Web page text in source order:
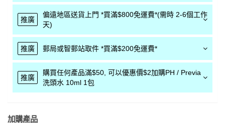
推廣
偏遠地區送貨上門 *買滿$800免運費*(需時 2-6個工作
天)
推廣 郵局或智郵站取件 *買滿$200免運費*
推廣
購買任何產品滿$50, 可以優惠價$2加購PH / Previa
洗頭水 10ml 1包
加購產品